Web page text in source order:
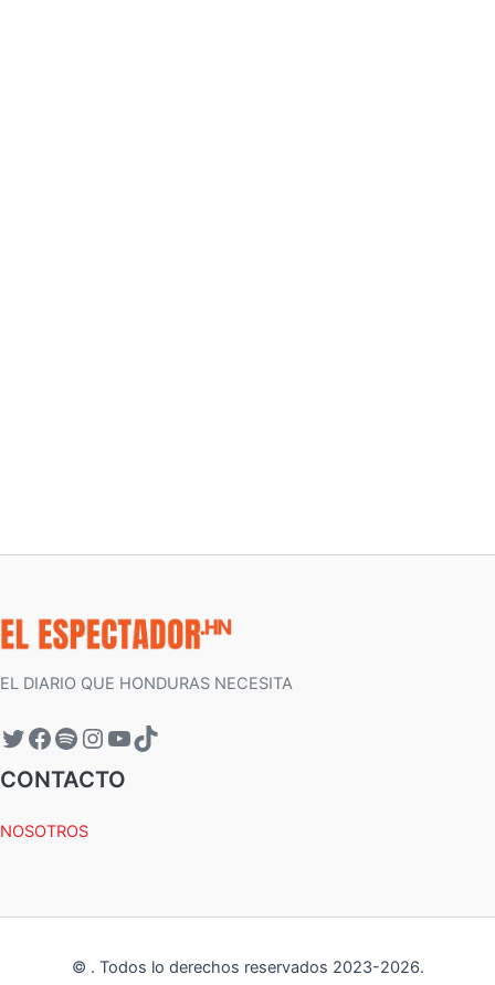
EL DIARIO QUE HONDURAS NECESITA
CONTACTO
NOSOTROS
© . Todos lo derechos reservados 2023-2026.